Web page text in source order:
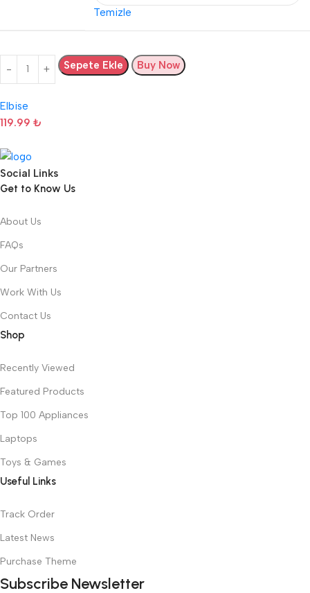
Temizle
Sepete Ekle Buy Now
Elbise
119.99 ₺
Social Links
Get to Know Us
About Us
FAQs
Our Partners
Work With Us
Contact Us
Shop
Recently Viewed
Featured Products
Top 100 Appliances
Laptops
Toys & Games
Useful Links
Track Order
Latest News
Purchase Theme
Subscribe Newsletter